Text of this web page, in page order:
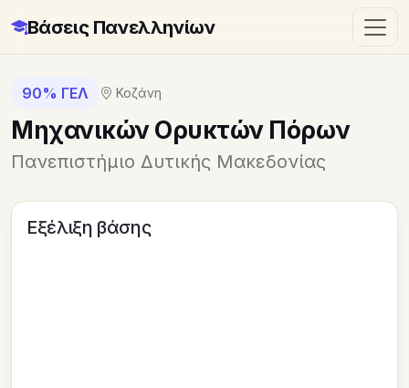
Βάσεις Πανελληνίων
90% ΓΕΛ Κοζάνη
Mηχανικών Ορυκτών Πόρων
Πανεπιστήμιο Δυτικής Μακεδονίας
Εξέλιξη βάσης